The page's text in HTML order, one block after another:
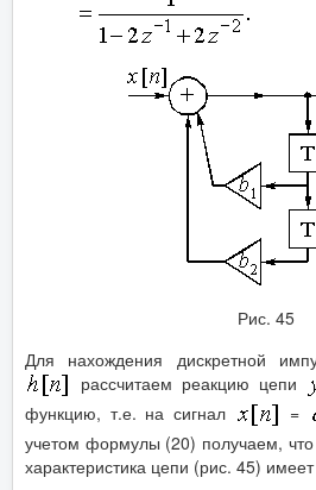
Рис. 45
Для нахождения дискретной
рассчитаем реакцию цепи
функцию, т.е. на сигнал
=
учетом формулы (20) получаем, что
характеристика цепи (рис. 45)